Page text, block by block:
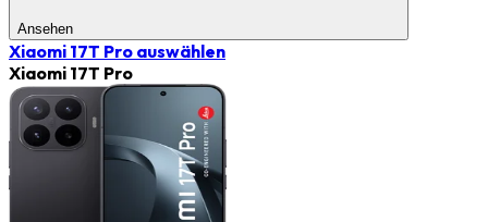
Ansehen
Xiaomi 17T Pro auswählen
Xiaomi 17T Pro